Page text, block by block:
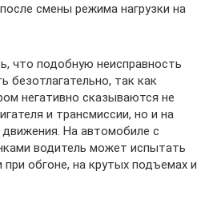
смены режима нагрузки на
что подобную неисправность
безотлагательно, так как
негативно сказываются не
и трансмиссии, но и на
На автомобиле с
водитель может испытать
обгоне, на крутых подъемах и